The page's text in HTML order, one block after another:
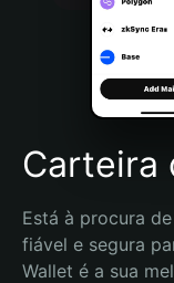
Português (Brasil)
Español (Argentina)
Carteira
Está à procura
fiável e segura
Wallet é a sua